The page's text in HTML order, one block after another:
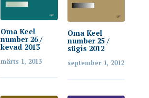
Oma Keel
number 26 /
kevad 2013
märts 1, 2013
Oma Keel
number 25 /
sügis 2012
september 1, 2012